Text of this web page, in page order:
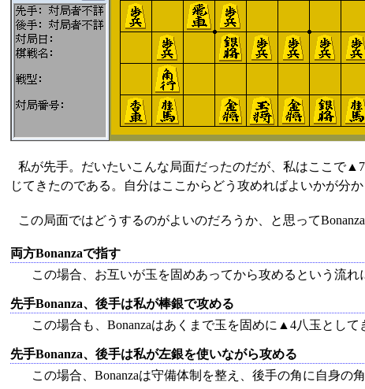
私が先手。だいたいこんな局面だったのだが、私はここで
じてきたのである。自分はここからどう攻めればよいかが分
この局面ではどうするのがよいのだろうか、と思って
両方Bonanzaで指す
この場合、お互いが玉を固めあってから攻めるという流れ
先手Bonanza、後手は私が棒銀で攻める
この場合も、Bonanzaはあくまで玉を固めに▲4八玉とし
先手Bonanza、後手は私が左銀を使いながら攻める
この場合、Bonanzaは守備体制を整え、後手の角に自身の